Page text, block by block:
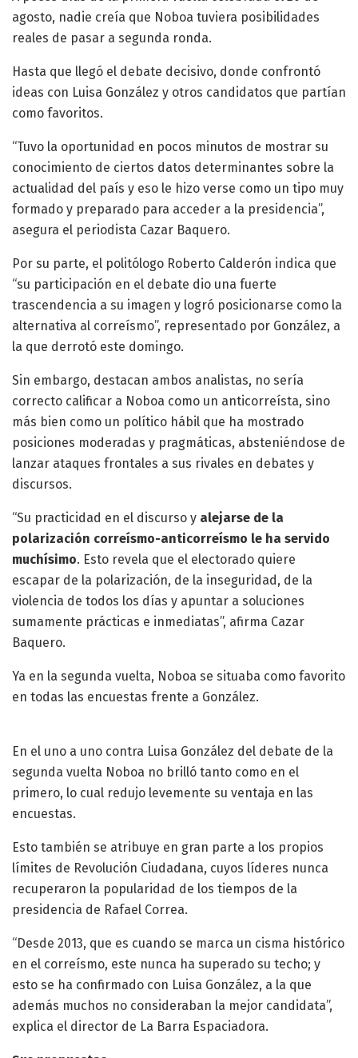
agosto, nadie creía que Noboa tuviera posibilidades
reales de pasar a segunda ronda.
Hasta que llegó el debate decisivo, donde confrontó
ideas con Luisa González y otros candidatos que partían
como favoritos.
“Tuvo la oportunidad en pocos minutos de mostrar su
conocimiento de ciertos datos determinantes sobre la
actualidad del país y eso le hizo verse como un tipo muy
formado y preparado para acceder a la presidencia”,
asegura el periodista Cazar Baquero.
Por su parte, el politólogo Roberto Calderón indica que
“su participación en el debate dio una fuerte
trascendencia a su imagen y logró posicionarse como la
alternativa al correísmo”, representado por González, a
la que derrotó este domingo.
Sin embargo, destacan ambos analistas, no sería
correcto calificar a Noboa como un anticorreísta, sino
más bien como un político hábil que ha mostrado
posiciones moderadas y pragmáticas, absteniéndose de
lanzar ataques frontales a sus rivales en debates y
discursos.
“Su practicidad en el discurso y alejarse de la
polarización correísmo-anticorreísmo le ha servido
muchísimo. Esto revela que el electorado quiere
escapar de la polarización, de la inseguridad, de la
violencia de todos los días y apuntar a soluciones
sumamente prácticas e inmediatas”, afirma Cazar
Baquero.
Ya en la segunda vuelta, Noboa se situaba como favorito
en todas las encuestas frente a González.
En el uno a uno contra Luisa González del debate de la
segunda vuelta Noboa no brilló tanto como en el
primero, lo cual redujo levemente su ventaja en las
encuestas.
Esto también se atribuye en gran parte a los propios
límites de Revolución Ciudadana, cuyos líderes nunca
recuperaron la popularidad de los tiempos de la
presidencia de Rafael Correa.
“Desde 2013, que es cuando se marca un cisma histórico
en el correísmo, este nunca ha superado su techo; y
esto se ha confirmado con Luisa González, a la que
además muchos no consideraban la mejor candidata”,
explica el director de La Barra Espaciadora.